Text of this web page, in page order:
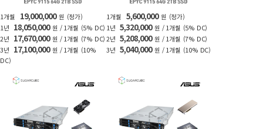
1개월 19,000,000 원
(정가)
1년
18,050,000 원 / 1개월
(5% DC)
2년
17,670,000 원 / 1개월
(7% DC)
3년
17,100,000 원 / 1개월
(10%
DC)
1개월 5,600,000 원
(정가)
1년
5,320,000 원 / 1개월
(5% DC)
2년
5,208,000 원 / 1개월
(7% DC)
3년
5,040,000 원 / 1개월 (10% DC)